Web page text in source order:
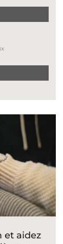
et aidez